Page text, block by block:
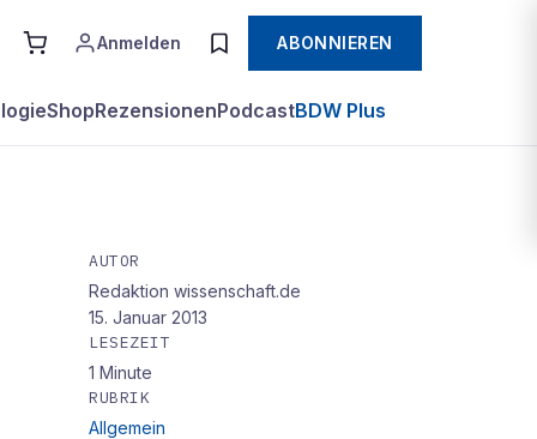
Anmelden ABONNIEREN
ShopRezensionenPodcastBDW Plus
AUTOR
Redaktion wissenschaft.de
15. Januar 2013
LESEZEIT
1 Minute
RUBRIK
Allgemein